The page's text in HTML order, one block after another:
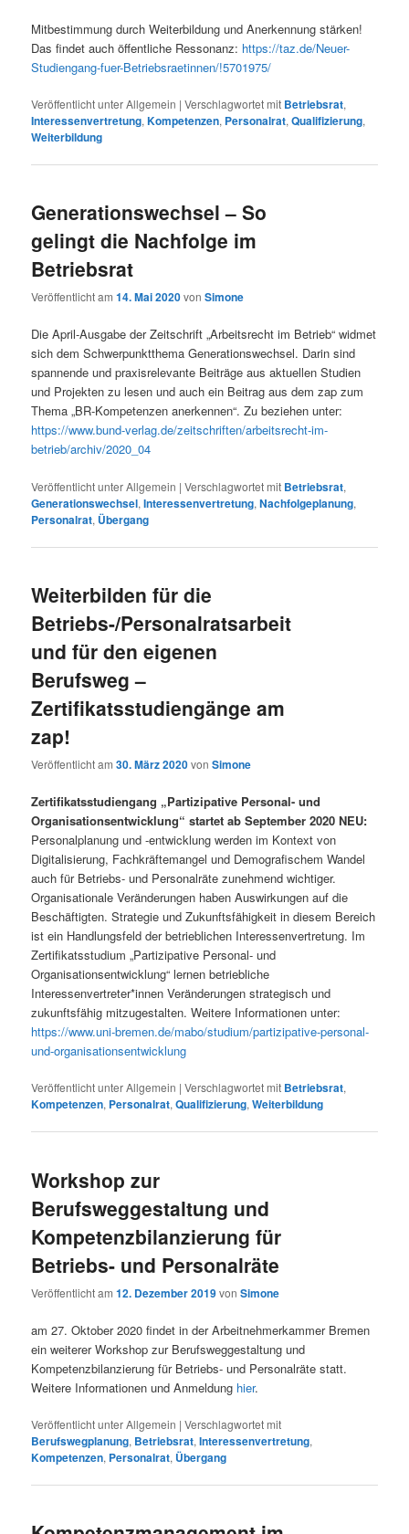
Mitbestimmung durch Weiterbildung und Anerkennung stärken!
Das findet auch öffentliche Ressonanz: https://taz.de/Neuer-
Studiengang-fuer-Betriebsraetinnen/!5701975/
Veröffentlicht unterAllgemein |Verschlagwortet mit Betriebsrat,
Interessenvertretung,Kompetenzen, Personalrat,Qualifizierung,
Weiterbildung
Generationswechsel – So
gelingt die Nachfolge im
Betriebsrat
Veröffentlicht am14. Mai 2020vonSimone
Die April-Ausgabe der Zeitschrift „Arbeitsrecht im Betrieb“ widmet
sich dem Schwerpunktthema Generationswechsel. Darin sind
spannende und praxisrelevante Beiträge aus aktuellen Studien
und Projekten zu lesen und auch ein Beitrag aus dem zap zum
Thema „BR-Kompetenzen anerkennen“. Zu beziehen unter:
https://www.bund-verlag.de/zeitschriften/arbeitsrecht-im-
betrieb/archiv/2020_04
Veröffentlicht unterAllgemein |Verschlagwortet mit Betriebsrat,
Generationswechsel,Interessenvertretung,Nachfolgeplanung,
Personalrat, Übergang
Weiterbilden für die
Betriebs-/Personalratsarbeit
und für den eigenen
Berufsweg –
Zertifikatsstudiengänge am
zap!
Veröffentlicht am30. März 2020vonSimone
Zertifikatsstudiengang „Partizipative Personal- und
Organisationsentwicklung“ startet ab September 2020 NEU:
Personalplanung und -entwicklung werden im Kontext von
Digitalisierung, Fachkräftemangel und Demografischem Wandel
auch für Betriebs- und Personalräte zunehmend wichtiger.
Organisationale Veränderungen haben Auswirkungen auf die
Beschäftigten. Strategie und Zukunftsfähigkeit in diesem Bereich
ist ein Handlungsfeld der betrieblichen Interessenvertretung. Im
Zertifikatsstudium „Partizipative Personal- und
Organisationsentwicklung“ lernen betriebliche
Interessenvertreter*innen Veränderungen strategisch und
zukunftsfähig mitzugestalten. Weitere Informationen unter:
https://www.uni-bremen.de/mabo/studium/partizipative-personal-
und-organisationsentwicklung
Veröffentlicht unterAllgemein |Verschlagwortet mit Betriebsrat,
Kompetenzen, Personalrat,Qualifizierung,Weiterbildung
Workshop zur
Berufsweggestaltung und
Kompetenzbilanzierung für
Betriebs- und Personalräte
Veröffentlicht am12. Dezember 2019vonSimone
am 27. Oktober 2020 findet in der Arbeitnehmerkammer Bremen
ein weiterer Workshop zur Berufsweggestaltung und
Kompetenzbilanzierung für Betriebs- und Personalräte statt.
Weitere Informationen und Anmeldung hier.
Veröffentlicht unterAllgemein |Verschlagwortet mit
Berufswegplanung, Betriebsrat,Interessenvertretung,
Kompetenzen, Personalrat, Übergang